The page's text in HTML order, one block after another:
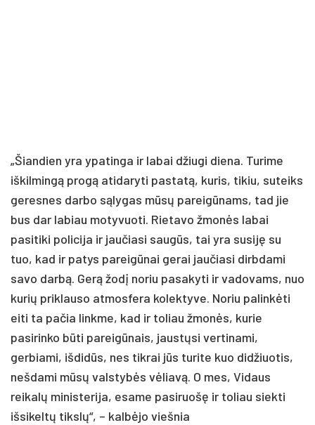
„Šiandien yra ypatinga ir labai džiugi diena. Turime
iškilmingą progą atidaryti pastatą, kuris, tikiu, suteiks
geresnes darbo sąlygas mūsų pareigūnams, tad jie
bus dar labiau motyvuoti. Rietavo žmonės labai
pasitiki policija ir jaučiasi saugūs, tai yra susiję su
tuo, kad ir patys pareigūnai gerai jaučiasi dirbdami
savo darbą. Gerą žodį noriu pasakyti ir vadovams, nuo
kurių priklauso atmosfera kolektyve. Noriu palinkėti
eiti ta pačia linkme, kad ir toliau žmonės, kurie
pasirinko būti pareigūnais, jaustųsi vertinami,
gerbiami, išdidūs, nes tikrai jūs turite kuo didžiuotis,
nešdami mūsų valstybės vėliavą. O mes, Vidaus
reikalų ministerija, esame pasiruošę ir toliau siekti
išsikeltų tikslų“, – kalbėjo viešnia